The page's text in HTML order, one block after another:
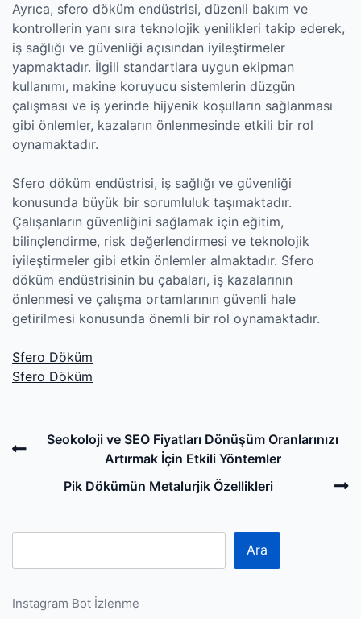
Ayrıca, sfero döküm endüstrisi, düzenli bakım ve
kontrollerin yanı sıra teknolojik yenilikleri takip ederek,
iş sağlığı ve güvenliği açısından iyileştirmeler
yapmaktadır. İlgili standartlara uygun ekipman
kullanımı, makine koruyucu sistemlerin düzgün
çalışması ve iş yerinde hijyenik koşulların sağlanması
gibi önlemler, kazaların önlenmesinde etkili bir rol
oynamaktadır.
Sfero döküm endüstrisi, iş sağlığı ve güvenliği
konusunda büyük bir sorumluluk taşımaktadır.
Çalışanların güvenliğini sağlamak için eğitim,
bilinçlendirme, risk değerlendirmesi ve teknolojik
iyileştirmeler gibi etkin önlemler almaktadır. Sfero
döküm endüstrisinin bu çabaları, iş kazalarının
önlenmesi ve çalışma ortamlarının güvenli hale
getirilmesi konusunda önemli bir rol oynamaktadır.
Sfero Döküm
Sfero Döküm
Post
PreviousSeokoloji ve SEO Fiyatları Dönüşüm Oranlarınızı
Artırmak İçin Etkili Yöntemler
Pik Dökümün Metalurjik Özellikleri
Ara
Instagram Bot İzlenme